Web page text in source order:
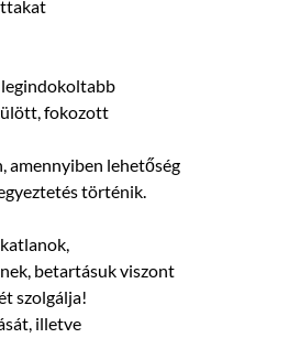
legindokoltabb
fokozott
amennyiben lehetőség
történik.
betartásuk viszont
szolgálja!
illetve